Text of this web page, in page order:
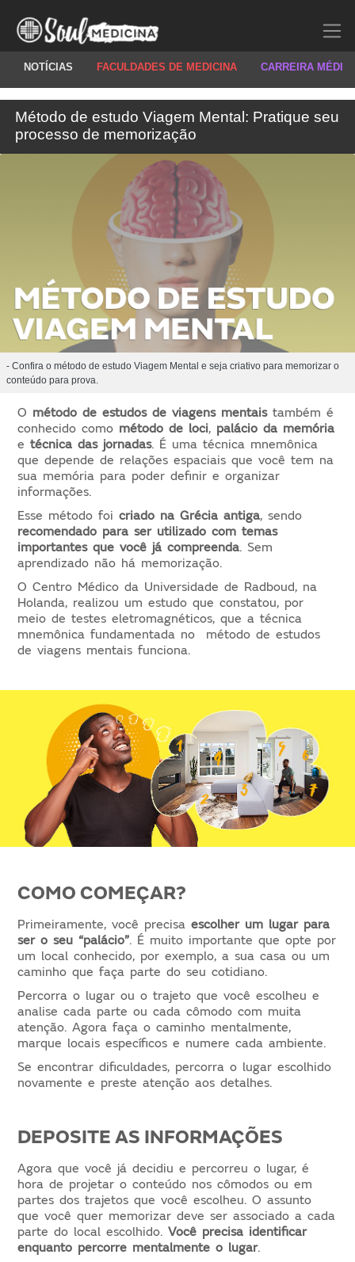
NOTÍCIAS FACULDADES DE MEDICINA CARREIRA
Método de estudo Viagem Mental: Pratique seu
processo de memorização
- Confira o método de estudo Viagem Mental e seja criativo para memorizar o
conteúdo para prova.
O método de estudos de viagens mentaistambém é
conhecido como método de loci, palácio da memória
etécnica das jornadas. É uma técnica mnemônica
que depende de relações espaciais que você tem na
sua memória para poder definir e organizar
informações.
Esse método foicriado na Grécia antiga, sendo
recomendado para ser utilizado com temas
importantes que você já compreenda. Sem
aprendizado não há memorização.
O Centro Médico da Universidade de Radboud, na
Holanda, realizou um estudo que constatou, por
meio de testes eletromagnéticos, que a técnica
mnemônica fundamentada no método de estudos
de viagens mentais funciona.
COMO COMEÇAR?
Primeiramente, você precisaescolher um lugar para
ser o seu “palácio”. É muito importante que opte por
um local conhecido, por exemplo, a sua casa ou um
caminho que faça parte do seu cotidiano.
Percorra o lugar ou o trajeto que você escolheu e
analise cada parte ou cada cômodo com muita
atenção. Agora faça o caminho mentalmente,
marque locais específicos e numere cada ambiente.
Se encontrar dificuldades, percorra o lugar escolhido
novamente e preste atenção aos detalhes.
DEPOSITE AS INFORMAÇÕES
Agora que você já decidiu e percorreu o lugar, é
hora de projetar o conteúdo nos cômodos ou em
partes dos trajetos que você escolheu. O assunto
que você quer memorizar deve ser associado a cada
parte do local escolhido.Você precisa identificar
enquanto percorre mentalmente o lugar.